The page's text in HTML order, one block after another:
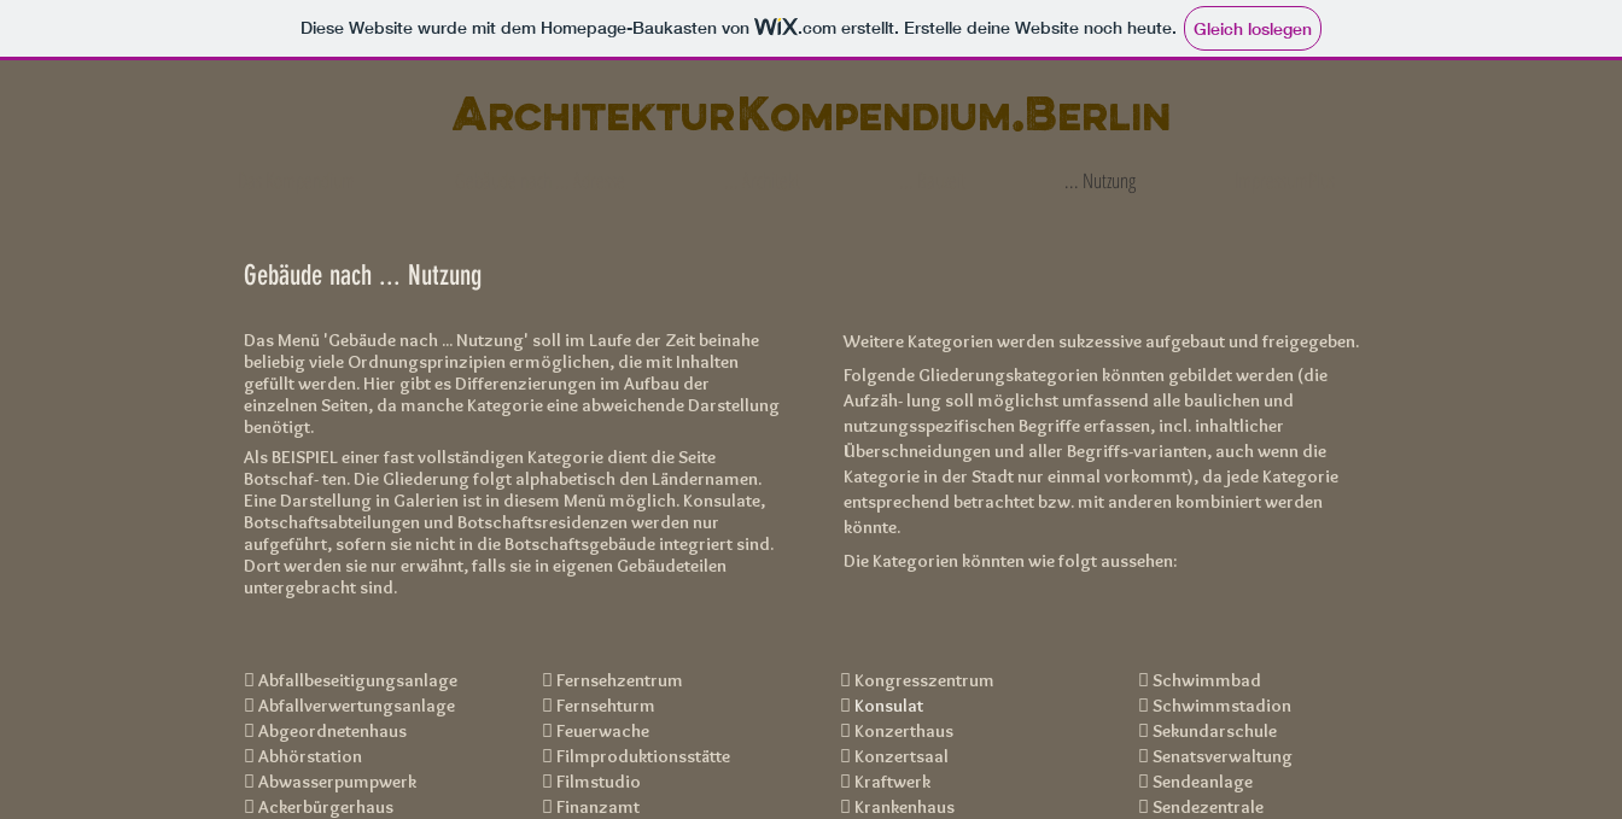
Diese Website wurde mit dem Homepage-Baukasten von .com erstellt. Erstelle deine Website noch heute. Gleich loslegen
ArchitekturKompendium.Berlin
... Nutzung
Gebäude nach ... Nutzung
Das Menü 'Gebäude nach ... Nutzung' soll im Laufe der Zeit beinahe
beliebig viele Ordnungsprinzipien ermöglichen, die mit Inhalten
gefüllt werden. Hier gibt es Differenzierungen im Aufbau der
einzelnen Seiten, da manche Kategorie eine abweichende Darstellung
benötigt.
Als BEISPIEL einer fast vollständigen Kategorie dient die Seite
Botschaf- ten. Die Gliederung folgt alphabetisch den Ländernamen.
Eine Darstellung in Galerien ist in diesem Menü möglich. Konsulate,
Botschaftsabteilungen und Botschaftsresidenzen werden nur
aufgeführt, sofern sie nicht in die Botschaftsgebäude integriert sind.
Dort werden sie nur erwähnt, falls sie in eigenen Gebäudeteilen
untergebracht sind.
Weitere Kategorien werden sukzessive aufgebaut und freigegeben.
Folgende Gliederungskategorien könnten gebildet werden (die
Aufzäh- lung soll möglichst umfassend alle baulichen und
nutzungsspezifischen Begriffe erfassen, incl. inhaltlicher
Überschneidungen und aller Begriffs-varianten, auch wenn die
Kategorie in der Stadt nur einmal vorkommt), da jede Kategorie
entsprechend betrachtet bzw. mit anderen kombiniert werden
könnte.
Die Kategorien könnten wie folgt aussehen:
 Abfallbeseitigungsanlage
 Abfallverwertungsanlage
 Abgeordnetenhaus
 Abhörstation
 Abwasserpumpwerk
 Ackerbürgerhaus
 Fernsehzentrum
 Fernsehturm
 Feuerwache
 Filmproduktionsstätte
 Filmstudio
 Finanzamt
 Kongresszentrum
 Konsulat
 Konzerthaus
 Konzertsaal
 Kraftwerk
 Krankenhaus
 Schwimmbad
 Schwimmstadion
 Sekundarschule
 Senatsverwaltung
 Sendeanlage
 Sendezentrale